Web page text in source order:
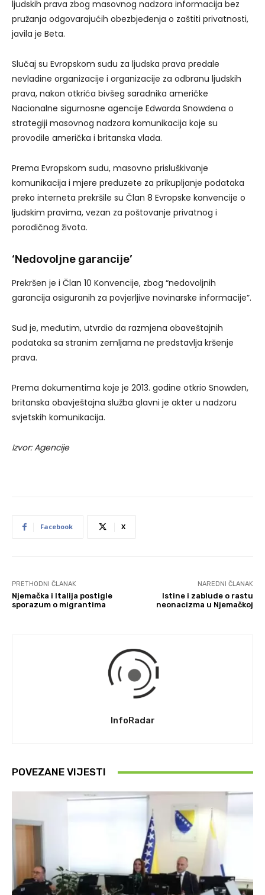
ljudskih prava zbog masovnog nadzora informacija bez
pružanja odgovarajućih obezbjeđenja o zaštiti privatnosti,
javila je Beta.
Slučaj su Evropskom sudu za ljudska prava predale
nevladine organizacije i organizacije za odbranu ljudskih
prava, nakon otkrića bivšeg saradnika američke
Nacionalne sigurnosne agencije Edwarda Snowdena o
strategiji masovnog nadzora komunikacija koje su
provodile američka i britanska vlada.
Prema Evropskom sudu, masovno prisluškivanje
komunikacija i mjere preduzete za prikupljanje podataka
preko interneta prekršile su Član 8 Evropske konvencije o
ljudskim pravima, vezan za poštovanje privatnog i
porodičnog života.
‘Nedovoljne garancije’
Prekršen je i Član 10 Konvencije, zbog “nedovoljnih
garancija osiguranih za povjerljive novinarske informacije”.
Sud je, međutim, utvrdio da razmjena obaveštajnih
podataka sa stranim zemljama ne predstavlja kršenje
prava.
Prema dokumentima koje je 2013. godine otkrio Snowden,
britanska obavještajna služba glavni je akter u nadzoru
svjetskih komunikacija.
Izvor: Agencije
Facebook X
PRETHODNI ČLANAK
Njemačka i Italija postigle
sporazum o migrantima
NAREDNI ČLANAK
Istine i zablude o rastu
neonacizma u Njemačkoj
InfoRadar
POVEZANE VIJESTI